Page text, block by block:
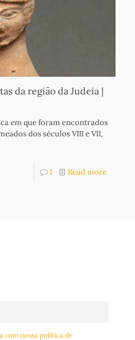
da região da Judeia |
em que foram encontrados
dos séculos VIII e VII,
1 Read more
com nossa política de